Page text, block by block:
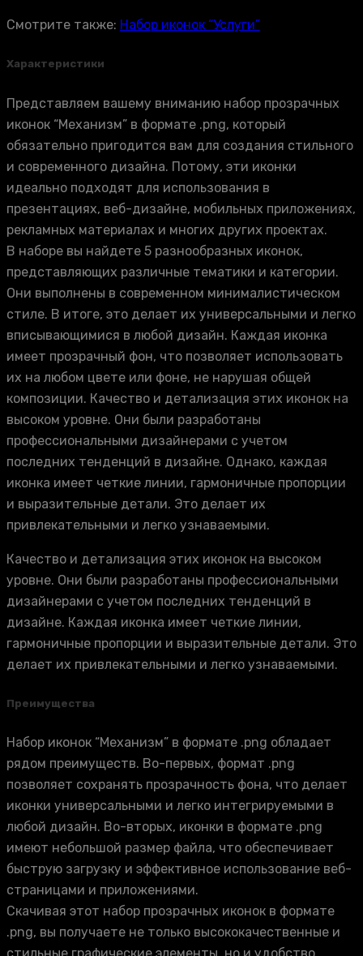
Смотрите также: Набор иконок “Услуги”
Характеристики
Представляем вашему вниманию набор прозрачных
иконок “Механизм” в формате .png, который
обязательно пригодится вам для создания стильного
и современного дизайна. Потому, эти иконки
идеально подходят для использования в
презентациях, веб-дизайне, мобильных приложениях,
рекламных материалах и многих других проектах.
В наборе вы найдете 5 разнообразных иконок,
представляющих различные тематики и категории.
Они выполнены в современном минималистическом
стиле. В итоге, это делает их универсальными и легко
вписывающимися в любой дизайн. Каждая иконка
имеет прозрачный фон, что позволяет использовать
их на любом цвете или фоне, не нарушая общей
композиции. Качество и детализация этих иконок на
высоком уровне. Они были разработаны
профессиональными дизайнерами с учетом
последних тенденций в дизайне. Однако, каждая
иконка имеет четкие линии, гармоничные пропорции
и выразительные детали. Это делает их
привлекательными и легко узнаваемыми.
Качество и детализация этих иконок на высоком
уровне. Они были разработаны профессиональными
дизайнерами с учетом последних тенденций в
дизайне. Каждая иконка имеет четкие линии,
гармоничные пропорции и выразительные детали. Это
делает их привлекательными и легко узнаваемыми.
Преимущества
Набор иконок “Механизм” в формате .png обладает
рядом преимуществ. Во-первых, формат .png
позволяет сохранять прозрачность фона, что делает
иконки универсальными и легко интегрируемыми в
любой дизайн. Во-вторых, иконки в формате .png
имеют небольшой размер файла, что обеспечивает
быструю загрузку и эффективное использование веб-
страницами и приложениями.
Скачивая этот набор прозрачных иконок в формате
.png, вы получаете не только высококачественные и